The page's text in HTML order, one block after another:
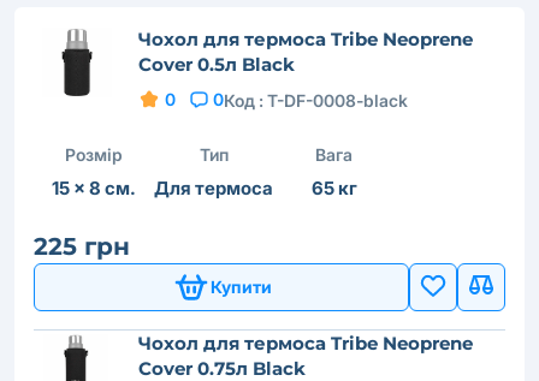
Чохол для термоса Tribe Neoprene
Cover 0.5л Black
0 0Код : T-DF-0008-black
Розмір
15 × 8 см.
Тип
Для термоса
Вага
65 кг
225 грн
Купити
Чохол для термоса Tribe Neoprene
Cover 0.75л Black